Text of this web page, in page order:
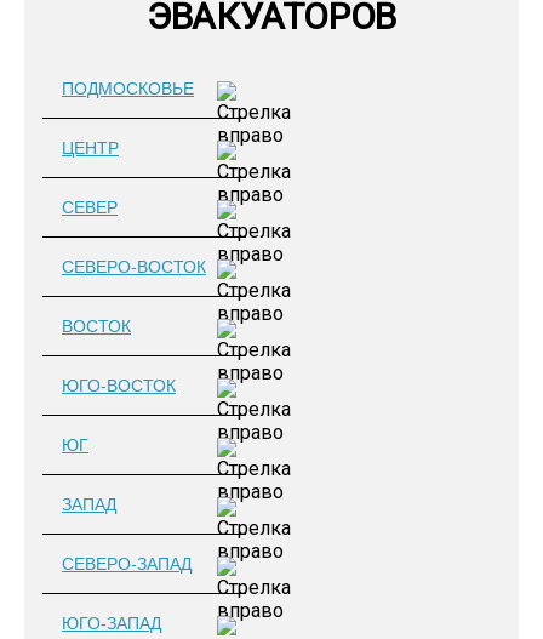
ЭВАКУАТОРОВ
ПОДМОСКОВЬЕ
ЦЕНТР
СЕВЕР
СЕВЕРО-ВОСТОК
ВОСТОК
ЮГО-ВОСТОК
ЮГ
ЗАПАД
СЕВЕРО-ЗАПАД
ЮГО-ЗАПАД